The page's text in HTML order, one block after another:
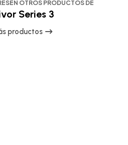
OTROS PRODUCTOS DE
Series 3
productos